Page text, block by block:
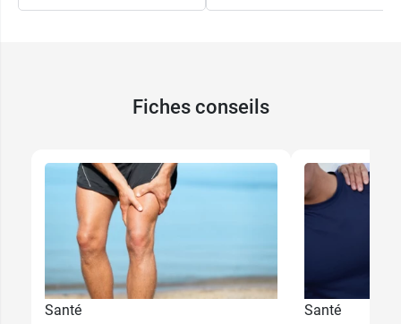
Fiches conseils
Santé
Santé